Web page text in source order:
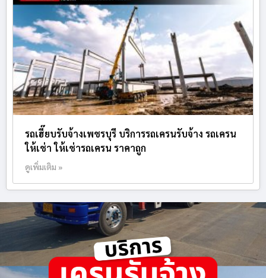
รถเฮี๊ยบรับจ้างเพชรบุรี บริการรถเครนรับจ้าง รถเครน
ให้เช่า ให้เช่ารถเครน ราคาถูก
ดูเพิ่มเติม »